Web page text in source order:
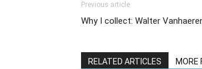
Previous article
Why I collect: Walter
RELATED ARTICLES MORE